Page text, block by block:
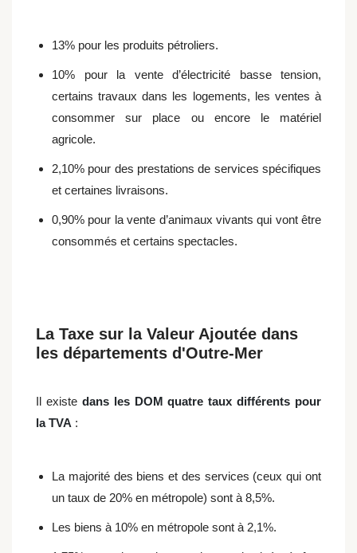
13% pour les produits pétroliers.
10% pour la vente d’électricité basse tension,
certains travaux dans les logements, les ventes à
consommer sur place ou encore le matériel
agricole.
2,10% pour des prestations de services spécifiques
et certaines livraisons.
0,90% pour la vente d’animaux vivants qui vont être
consommés et certains spectacles.
La Taxe sur la Valeur Ajoutée dans
les départements d'Outre-Mer
Il existe dans les DOM quatre taux différents pour
la TVA :
La majorité des biens et des services (ceux qui ont
un taux de 20% en métropole) sont à 8,5%.
Les biens à 10% en métropole sont à 2,1%.